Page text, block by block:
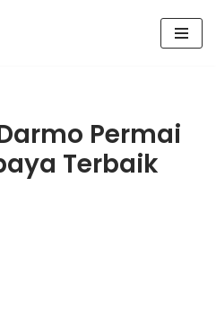
Permai
Terbaik